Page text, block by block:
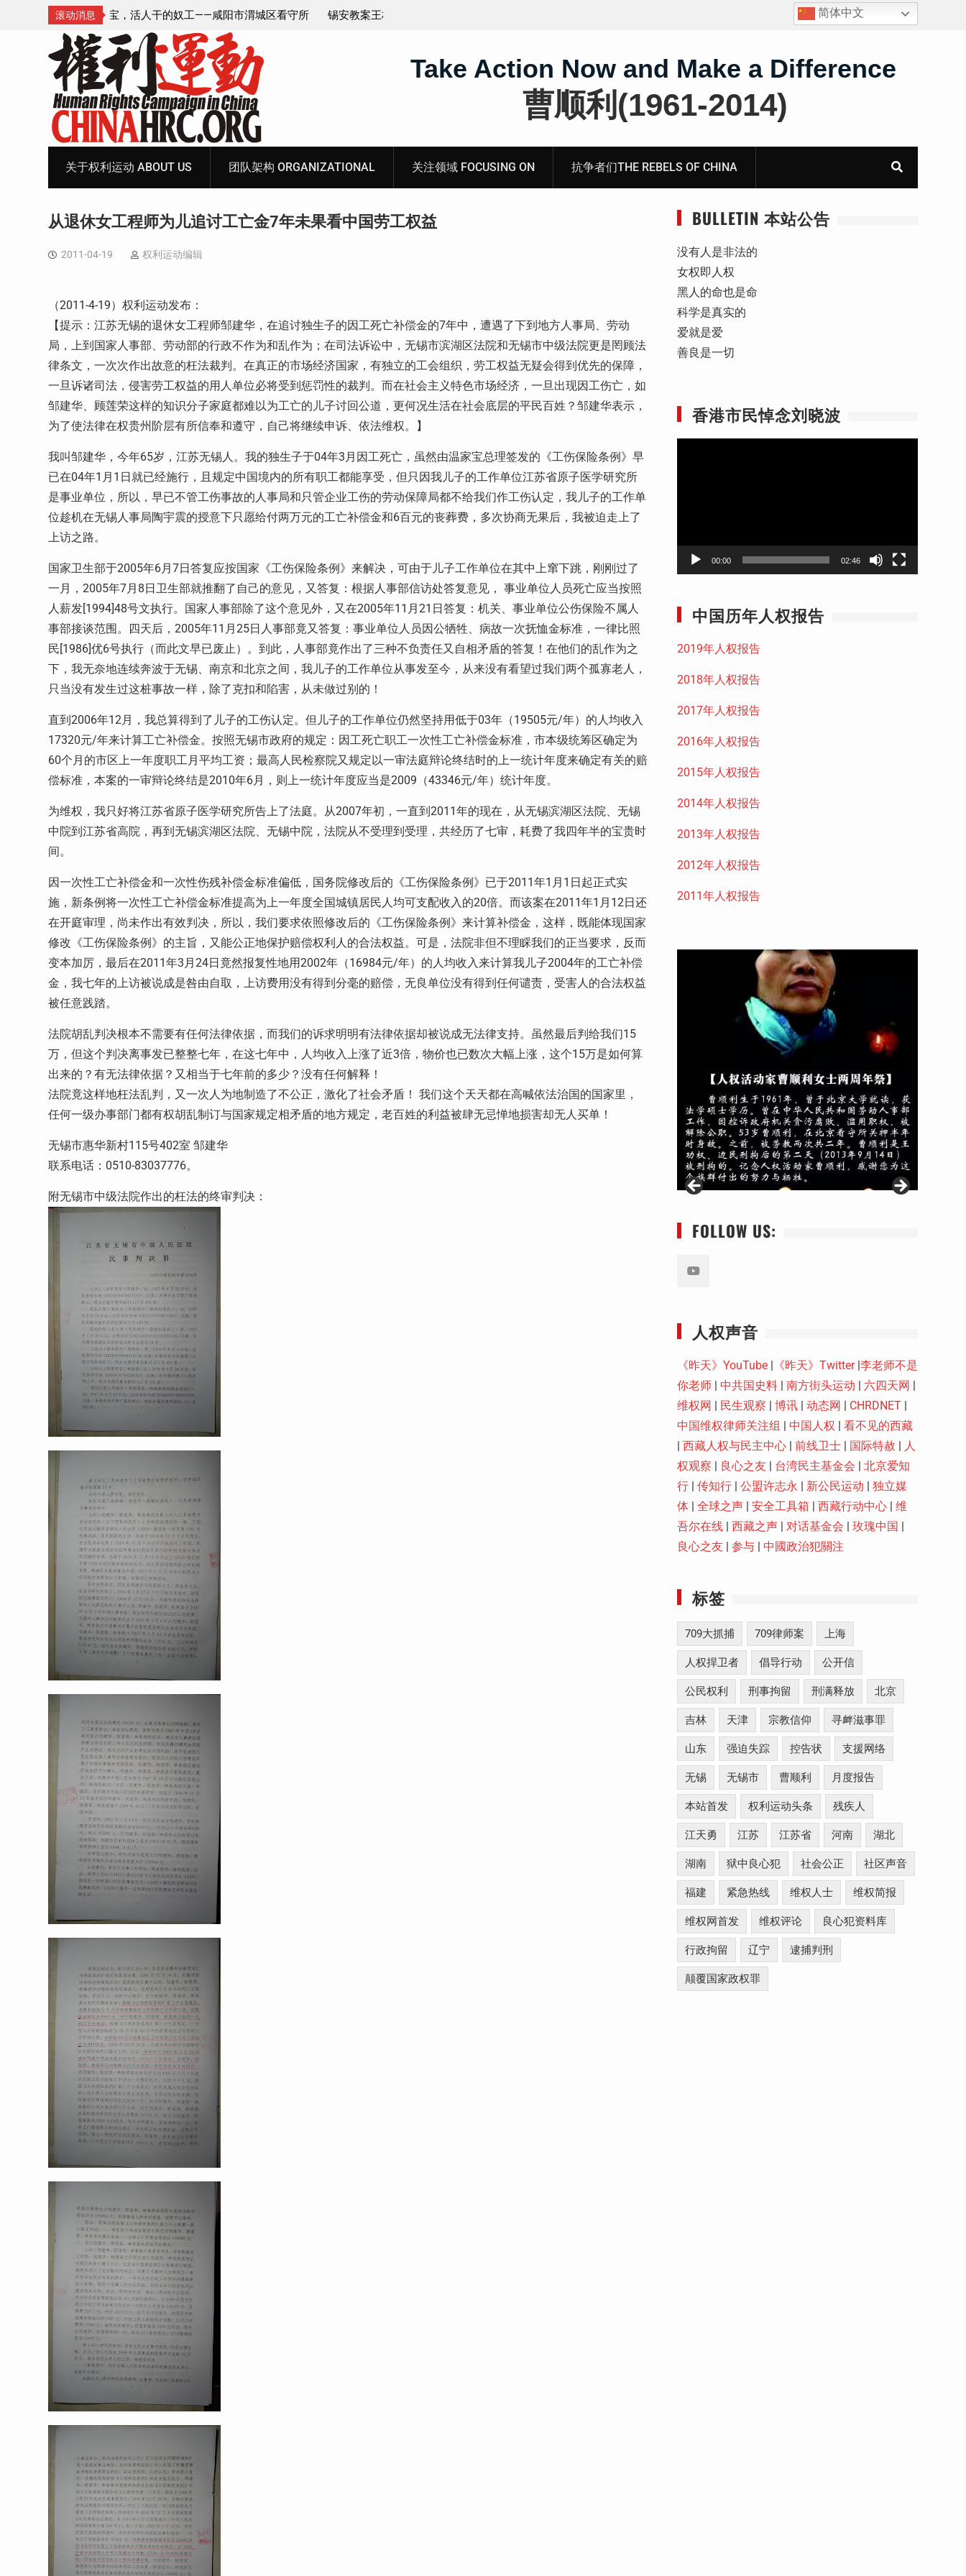
滚动消息
阳市渭城区看守所
宝、铅中毒、任务制
锡安教案王林牧师狱中信件：荒诞的人与公义的神 四川人权捍卫者陈云飞甘肃旅游遭行政拘留
简体中文
Take Action Now and Make a Difference
曹顺利(1961-2014)
关于权利运动 ABOUT US 团队架构 ORGANIZATIONAL 关注领域 FOCUSING ON 抗争者们THE REBELS OF CHINA
从退休女工程师为儿追讨工亡金7年未果看中国劳工权益
2011-04-19 权利运动编辑
（2011-4-19）权利运动发布：
【提示：江苏无锡的退休女工程师邹建华，在追讨独生子的因工死亡补偿金的7年中，遭遇了下到地方人事局、劳动
局，上到国家人事部、劳动部的行政不作为和乱作为；在司法诉讼中，无锡市滨湖区法院和无锡市中级法院更是罔顾法
律条文，一次次作出故意的枉法裁判。在真正的市场经济国家，有独立的工会组织，劳工权益无疑会得到优先的保障，
一旦诉诸司法，侵害劳工权益的用人单位必将受到惩罚性的裁判。而在社会主义特色市场经济，一旦出现因工伤亡，如
邹建华、顾莲荣这样的知识分子家庭都难以为工亡的儿子讨回公道，更何况生活在社会底层的平民百姓？邹建华表示，
为了使法律在权贵州阶层有所信奉和遵守，自己将继续申诉、依法维权。】
我叫邹建华，今年65岁，江苏无锡人。我的独生子于04年3月因工死亡，虽然由温家宝总理签发的《工伤保险条例》早
已在04年1月1日就已经施行，且规定中国境内的所有职工都能享受，但只因我儿子的工作单位江苏省原子医学研究所
是事业单位，所以，早已不管工伤事故的人事局和只管企业工伤的劳动保障局都不给我们作工伤认定，我儿子的工作单
位趁机在无锡人事局陶宇震的授意下只愿给付两万元的工亡补偿金和6百元的丧葬费，多次协商无果后，我被迫走上了
上访之路。
国家卫生部于2005年6月7日答复应按国家《工伤保险条例》来解决，可由于儿子工作单位在其中上窜下跳，刚刚过了
一月，2005年7月8日卫生部就推翻了自己的意见，又答复：根据人事部信访处答复意见， 事业单位人员死亡应当按照
人薪发[1994]48号文执行。国家人事部除了这个意见外，又在2005年11月21日答复：机关、事业单位公伤保险不属人
事部接谈范围。四天后，2005年11月25日人事部竟又答复：事业单位人员因公牺牲、病故一次抚恤金标准，一律比照
民[1986]优6号执行（而此文早已废止）。到此，人事部竟作出了三种不负责任又自相矛盾的答复！在他们的乱作为之
下，我无奈地连续奔波于无锡、南京和北京之间，我儿子的工作单位从事发至今，从来没有看望过我们两个孤寡老人，
只当没有发生过这桩事故一样，除了克扣和陷害，从未做过别的！
直到2006年12月，我总算得到了儿子的工伤认定。但儿子的工作单位仍然坚持用低于03年（19505元/年）的人均收入
17320元/年来计算工亡补偿金。按照无锡市政府的规定：因工死亡职工一次性工亡补偿金标准，市本级统筹区确定为
60个月的市区上一年度职工月平均工资；最高人民检察院又规定以一审法庭辩论终结时的上一统计年度来确定有关的赔
偿标准，本案的一审辩论终结是2010年6月，则上一统计年度应当是2009（43346元/年）统计年度。
为维权，我只好将江苏省原子医学研究所告上了法庭。从2007年初，一直到2011年的现在，从无锡滨湖区法院、无锡
中院到江苏省高院，再到无锡滨湖区法院、无锡中院，法院从不受理到受理，共经历了七审，耗费了我四年半的宝贵时
间。
因一次性工亡补偿金和一次性伤残补偿金标准偏低，国务院修改后的《工伤保险条例》已于2011年1月1日起正式实
施，新条例将一次性工亡补偿金标准提高为上一年度全国城镇居民人均可支配收入的20倍。而该案在2011年1月12日还
在开庭审理，尚未作出有效判决，所以，我们要求依照修改后的《工伤保险条例》来计算补偿金，这样，既能体现国家
修改《工伤保险条例》的主旨，又能公正地保护赔偿权利人的合法权益。可是，法院非但不理睬我们的正当要求，反而
变本加厉，最后在2011年3月24日竟然报复性地用2002年（16984元/年）的人均收入来计算我儿子2004年的工亡补偿
金，我七年的上访被说成是咎由自取，上访费用没有得到分毫的赔偿，无良单位没有得到任何谴责，受害人的合法权益
被任意践踏。
法院胡乱判决根本不需要有任何法律依据，而我们的诉求明明有法律依据却被说成无法律支持。虽然最后判给我们15
万，但这个判决离事发已整整七年，在这七年中，人均收入上涨了近3倍，物价也已数次大幅上涨，这个15万是如何算
出来的？有无法律依据？又相当于七年前的多少？没有任何解释！
法院竟这样地枉法乱判，又一次人为地制造了不公正，激化了社会矛盾！ 我们这个天天都在高喊依法治国的国家里，
任何一级办事部门都有权胡乱制订与国家规定相矛盾的地方规定，老百姓的利益被肆无忌惮地损害却无人买单！
无锡市惠华新村115号402室 邹建华
联系电话：0510-83037776。
附无锡市中级法院作出的枉法的终审判决：
BULLETIN 本站公告
没有人是非法的
女权即人权
黑人的命也是命
科学是真实的
爱就是爱
善良是一切
香港市民悼念刘晓波
00:00 02:46
中国历年人权报告
2019年人权报告
2018年人权报告
2017年人权报告
2016年人权报告
2015年人权报告
2014年人权报告
2013年人权报告
2012年人权报告
2011年人权报告
FOLLOW US:
人权声音
《昨天》YouTube | 《昨天》Twitter|李老师不是
你老师 | 中共国史料 | 南方街头运动 | 六四天网 |
维权网 | 民生观察 | 博讯 | 动态网 | CHRDNET |
中国维权律师关注组 | 中国人权 | 看不见的西藏
| 西藏人权与民主中心 | 前线卫士 | 国际特赦 | 人
权观察 | 良心之友 | 台湾民主基金会 | 北京爱知
行 | 传知行 | 公盟许志永 | 新公民运动 | 独立媒
体 | 全球之声 | 安全工具箱 | 西藏行动中心 | 维
吾尔在线 | 西藏之声 | 对话基金会 | 玫瑰中国 |
良心之友 | 参与 | 中國政治犯關注
标签
709大抓捕 709律师案 上海
人权捍卫者 倡导行动 公开信
公民权利 刑事拘留 刑满释放 北京
吉林 天津 宗教信仰 寻衅滋事罪
山东 强迫失踪 控告状 支援网络
无锡 无锡市 曹顺利 月度报告
本站首发 权利运动头条 残疾人
江天勇 江苏 江苏省 河南 湖北
湖南 狱中良心犯 社会公正 社区声音
福建 紧急热线 维权人士 维权简报
维权网首发 维权评论 良心犯资料库
行政拘留 辽宁 逮捕判刑
颠覆国家政权罪